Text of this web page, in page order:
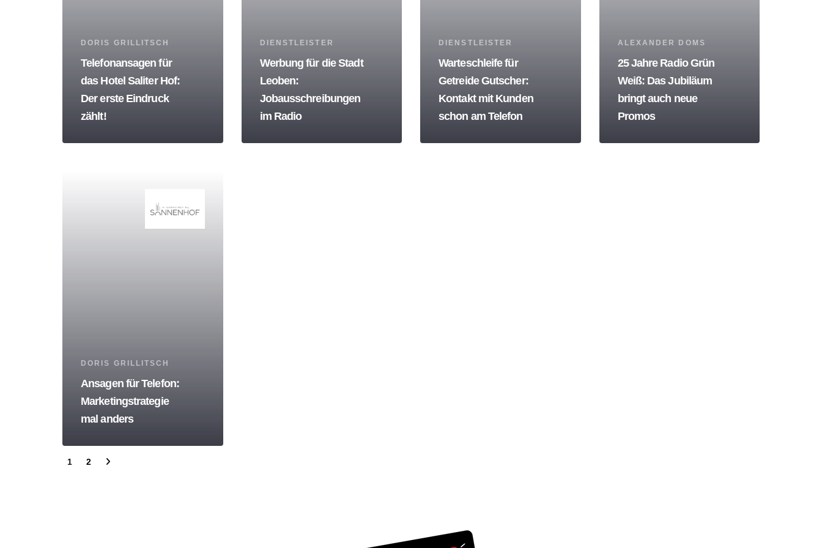
Tags
DORIS GRILLITSCH
Telefonansagen für
das Hotel Saliter Hof:
Der erste Eindruck
zählt!
Tags
DIENSTLEISTER
Werbung für die Stadt
Leoben:
Jobausschreibungen
im Radio
Tags
DIENSTLEISTER
Warteschleife für
Getreide Gutscher:
Kontakt mit Kunden
schon am Telefon
Tags
ALEXANDER DOMS
25 Jahre Radio Grün
Weiß: Das Jubiläum
bringt auch neue
Promos
Tags
DORIS GRILLITSCH
Ansagen für Telefon:
Marketingstrategie
mal anders
1 2